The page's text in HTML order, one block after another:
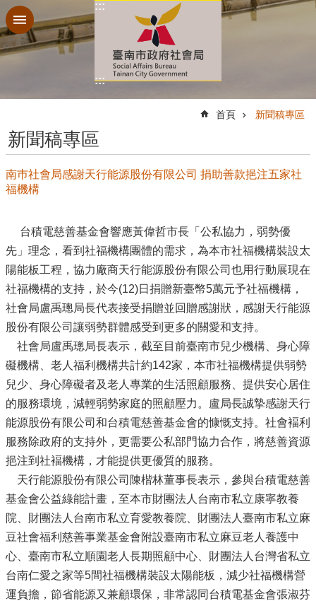
跳到主要內容區塊
:::
:::
首頁 新聞稿專區
新聞稿專區
南巿社會局感謝天行能源股份有限公司 捐助善款挹注五家社
福機構
台積電慈善基金會響應黃偉哲市長「公私協力，弱勢優
先」理念，看到社福機構團體的需求，為本市社福機構裝設太
陽能板工程，協力廠商天行能源股份有限公司也用行動展現在
社福機構的支持，於今(12)日捐贈新臺幣5萬元予社福機構，
社會局盧禹璁局長代表接受捐贈並回贈感謝狀，感謝天行能源
股份有限公司讓弱勢群體感受到更多的關愛和支持。
社會局盧禹璁局長表示，截至目前臺南市兒少機構、身心障
礙機構、老人福利機構共計約142家，本市社福機構提供弱勢
兒少、身心障礙者及老人專業的生活照顧服務、提供安心居住
的服務環境，減輕弱勢家庭的照顧壓力。盧局長誠摯感謝天行
能源股份有限公司和台積電慈善基金會的慷慨支持。社會褔利
服務除政府的支持外，更需要公私部門協力合作，將慈善資源
挹注到社褔機構，才能提供更優質的服務。
天行能源股份有限公司陳楷林董事長表示，參與台積電慈善
基金會公益綠能計畫，至本市財團法人台南市私立康寧教養
院、財團法人台南市私立育愛教養院、財團法人臺南市私立麻
豆社會福利慈善事業基金會附設臺南市私立麻豆老人養護中
心、臺南市私立順園老人長期照顧中心、財團法人台灣省私立
台南仁愛之家等5間社福機構裝設太陽能板，減少社福機構營
運負擔，節省能源又兼顧環保，非常認同台積電基金會張淑芬